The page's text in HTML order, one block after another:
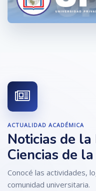
ACTUALIDAD ACADÉMICA
Noticias de
Ciencias de
Conocé las actividades,
comunidad universitaria.